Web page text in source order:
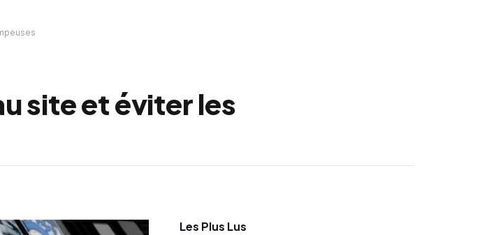
site et éviter les
Les Plus Lus